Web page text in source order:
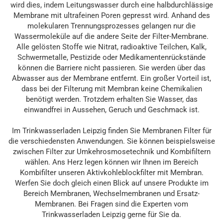
wird dies, indem Leitungswasser durch eine halbdurchlässige
Membrane mit ultrafeinen Poren gepresst wird. Anhand des
molekularen Trennungsprozesses gelangen nur die
Wassermoleküle auf die andere Seite der Filter-Membrane.
Alle gelösten Stoffe wie Nitrat, radioaktive Teilchen, Kalk,
Schwermetalle, Pestizide oder Medikamentenrückstände
können die Barriere nicht passieren. Sie werden über das
Abwasser aus der Membrane entfernt. Ein großer Vorteil ist,
dass bei der Filterung mit Membran keine Chemikalien
benötigt werden. Trotzdem erhalten Sie Wasser, das
einwandfrei in Aussehen, Geruch und Geschmack ist.
Im Trinkwasserladen Leipzig finden Sie Membranen Filter für
die verschiedensten Anwendungen. Sie können beispielsweise
zwischen Filter zur Umkehrosmosetechnik und Kombifiltern
wählen. Ans Herz legen können wir Ihnen im Bereich
Kombifilter unseren Aktivkohleblockfilter mit Membran.
Werfen Sie doch gleich einen Blick auf unsere Produkte im
Bereich Membranen, Wechselmembranen und Ersatz-
Membranen. Bei Fragen sind die Experten vom
Trinkwasserladen Leipzig gerne für Sie da.